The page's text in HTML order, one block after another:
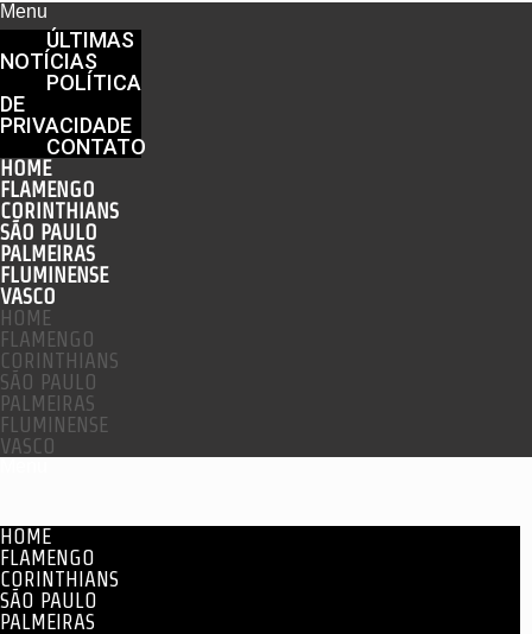
Menu
ÚLTIMAS
NOTÍCIAS
POLÍTICA
DE
PRIVACIDADE
CONTATO
HOME
FLAMENGO
CORINTHIANS
SÃO PAULO
PALMEIRAS
FLUMINENSE
VASCO
HOME
FLAMENGO
CORINTHIANS
SÃO PAULO
PALMEIRAS
FLUMINENSE
VASCO
HOME
FLAMENGO
CORINTHIANS
SÃO PAULO
PALMEIRAS